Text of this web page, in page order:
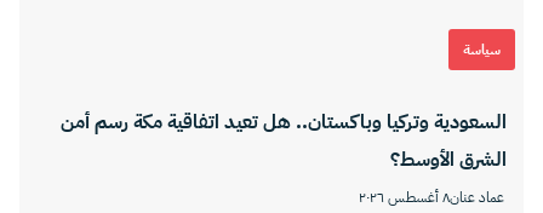
سياسة
السعودية وتركيا وباكستان.. هل تعيد اتفاقية مكة رسم أمن
الشرق الأوسط؟
عماد عنان٨ أغسطس ٢٠٢٦